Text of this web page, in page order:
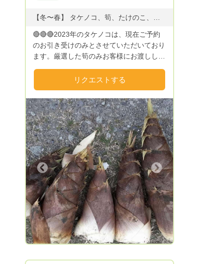
🔴🔴🔴2023年のタケノコは、現在ご予約
のお引き受けのみとさせていただいており
ます。厳選した筍のみお客様にお渡しして
自由をおかけして申し訳ございません。ご
予約等の残り枠につきましては、以下の通
りでございます。（2023年4月2日）
🔴🔴🔴 【2023年度タケノコ予約状況】 ・
4月1〜13日発送分：予約停止中（「お日
にちの指定なし」のみお引き受けいたしま
す。） ・4月14日発送分：2キロ〜3キロ
3件 ・4月15.16日発送分：予約停止中 ・4
月17日発送分：2キロ〜3キロ 2件 ・4月
18日以降発送分：予約停止中（「お日にち
の指定なし」のみお引き受けいたしま
す。） ●中旬以降のお日にち指定のご予約
については、4月10日よりご予約開始いた
します。 ＊＊＊＊＊＊＊＊＊＊＊＊＊＊
＊＊＊＊＊＊＊＊＊ 静岡県の富士宮市
で、無農薬、減農薬で野菜や果物を育てて
リクエストする
Next